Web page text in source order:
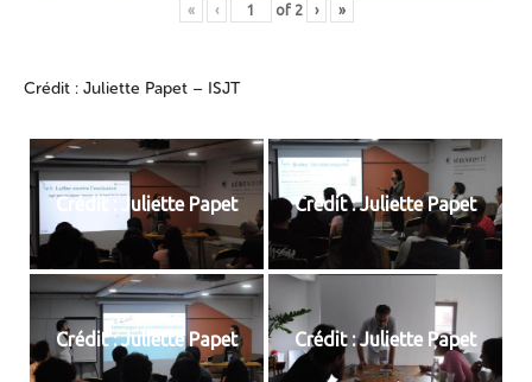
« ‹ of 2 › »
Crédit : Juliette Papet – ISJT
Crédit : Juliette Papet Crédit : Juliette Papet
Crédit : Juliette Papet Crédit : Juliette Papet